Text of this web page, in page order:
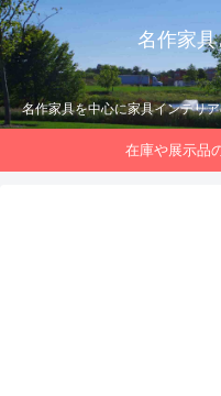
名作家
名作家具を中心に家具インテリ
在庫や展示品